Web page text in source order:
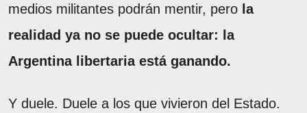
medios militantes podrán mentir, pero la
realidad ya no se puede ocultar: la
Argentina libertaria está ganando.
Y duele. Duele a los que vivieron del Estado.